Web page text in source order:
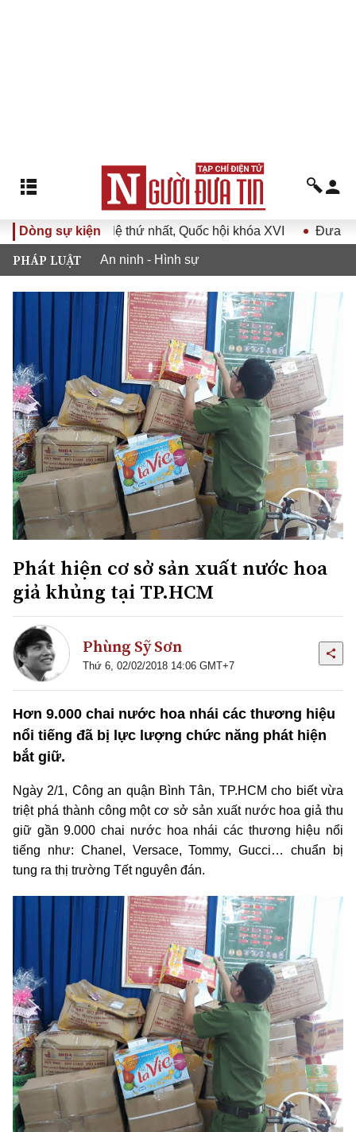
Dòng sự kiện
thường lệ thứ nhất, Quốc hội khóa XVI Đưa Nghị
PHÁP LUẬT An ninh - Hình sự
Phát hiện cơ sở sản xuất nước hoa
giả khủng tại TP.HCM
Phùng Sỹ Sơn
Thứ 6, 02/02/2018 14:06 GMT+7
Hơn 9.000 chai nước hoa nhái các thương hiệu
nổi tiếng đã bị lực lượng chức năng phát hiện
bắt giữ.
Ngày 2/1, Công an quận Bình Tân, TP.HCM cho biết vừa
triệt phá thành công một cơ sở sản xuất nước hoa giả thu
giữ gần 9.000 chai nước hoa nhái các thương hiệu nổi
tiếng như: Chanel, Versace, Tommy, Gucci… chuẩn bị
tung ra thị trường Tết nguyên đán.